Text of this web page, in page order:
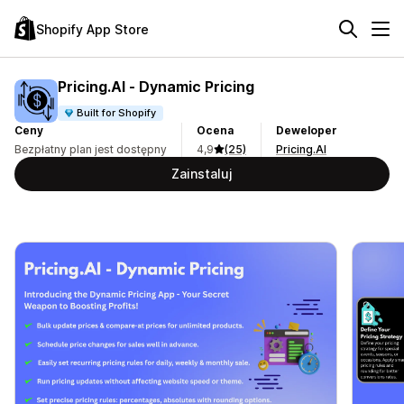
Shopify App Store
Pricing.AI ‑ Dynamic Pricing
Built for Shopify
Ceny
Bezpłatny plan jest dostępny
Ocena
4,9
(25)
Deweloper
Pricing.AI
Zainstaluj